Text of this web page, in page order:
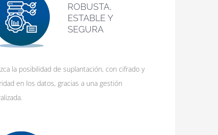
ROBUSTA,
ESTABLE Y
SEGURA
la posibilidad de suplantación, con cifrado y
en los datos, gracias a una gestión